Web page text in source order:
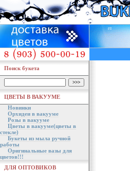
Поиск букета
ЦВЕТЫ В ВАКУУМЕ
Новинки
Орхидеи в вакууме
Розы в вакууме
Цветы в вакууме(цветы в
стекле)
Букеты из мыла ручной
работы
Оригинальные вазы для
цветов!!!
ДЛЯ ОПТОВИКОВ